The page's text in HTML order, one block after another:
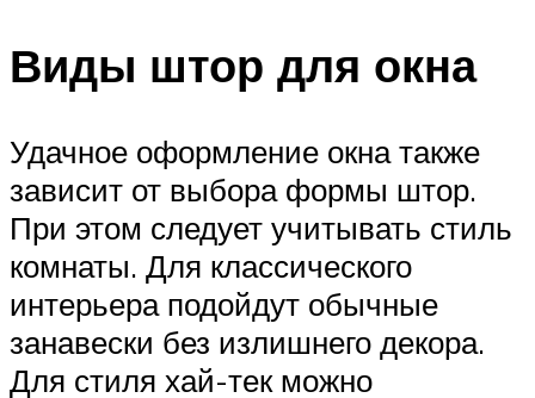
Виды штор для окна
Удачное оформление окна также
зависит от выбора формы штор.
При этом следует учитывать стиль
комнаты. Для классического
интерьера подойдут обычные
занавески без излишнего декора.
Для стиля хай-тек можно